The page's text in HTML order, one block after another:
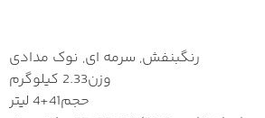
رنگبنفش, سرمه ای, نوک مدادی
وزن2.33 کیلوگرم
حجم41+4 لیتر